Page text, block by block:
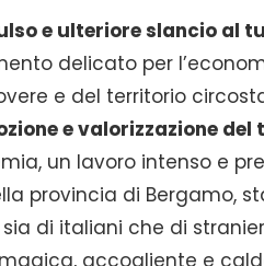
e ulteriore slancio al
delicato per
e del territorio
e valorizzazione
un lavoro intenso e
provincia di Bergamo,
di italiani che di
magica, accogliente e